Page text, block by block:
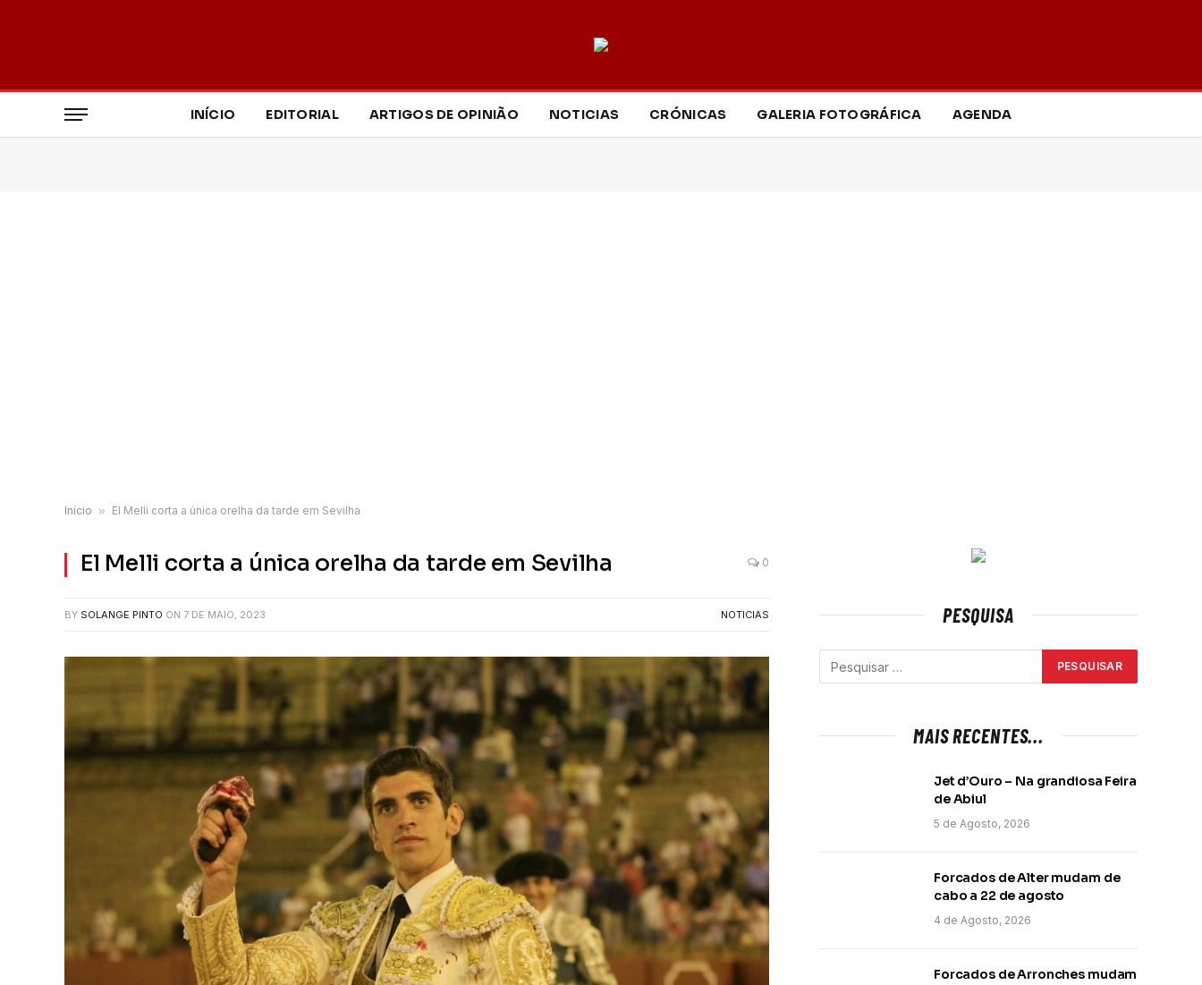
INÍCIO EDITORIAL ARTIGOS DE OPINIÃO NOTICIAS CRÓNICAS GALERIA FOTOGRÁFICA AGENDA
Início » El Melli corta a única orelha da tarde em Sevilha
El Melli corta a única orelha da tarde em Sevilha 0
BY SOLANGE PINTO ON 7 DE MAIO, 2023 NOTICIAS PESQUISA
MAIS RECENTES...
Jet d’Ouro – Na grandiosa Feira
de Abiul
5 de Agosto, 2026
Forcados de Alter mudam de
cabo a 22 de agosto
4 de Agosto, 2026
Forcados de Arronches mudam